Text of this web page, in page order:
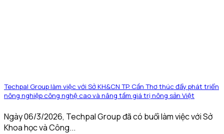
Techpal Group làm việc với Sở KH&CN TP. Cần Thơ thúc đẩy phát triển
nông nghiệp công nghệ cao và nâng tầm giá trị nông sản Việt
Ngày 06/3/2026, Techpal Group đã có buổi làm việc với Sở
Khoa học và Công...